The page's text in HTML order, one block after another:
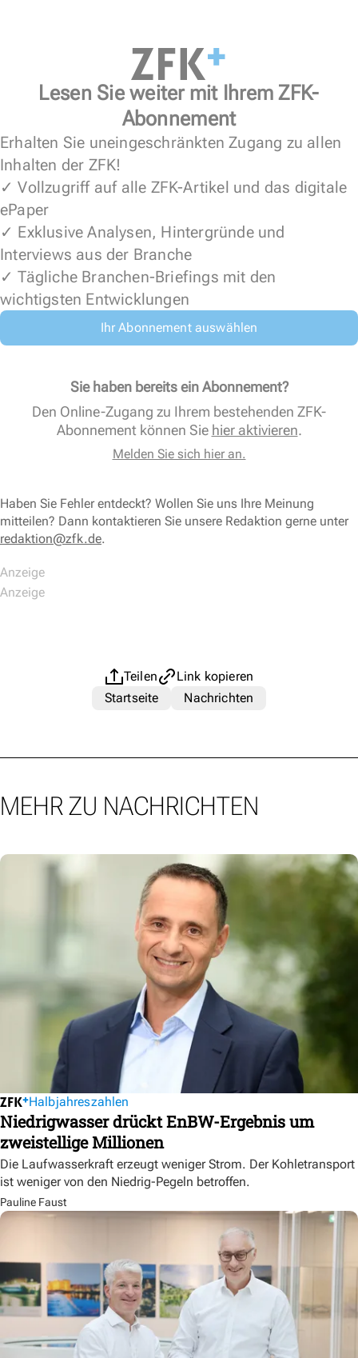
Lesen Sie weiter mit Ihrem ZFK-
Abonnement
Erhalten Sie uneingeschränkten Zugang zu allen
Inhalten der ZFK!
✓ Vollzugriff auf alle ZFK-Artikel und das digitale
ePaper
✓ Exklusive Analysen, Hintergründe und
Interviews aus der Branche
✓ Tägliche Branchen-Briefings mit den
wichtigsten Entwicklungen
Ihr Abonnement auswählen
Sie haben bereits ein Abonnement?
Den Online-Zugang zu Ihrem bestehenden ZFK-
Abonnement können Sie hier aktivieren.
Melden Sie sich hier an.
Haben Sie Fehler entdeckt? Wollen Sie uns Ihre Meinung
mitteilen? Dann kontaktieren Sie unsere Redaktion gerne unter
redaktion@zfk.de.
Teilen
Link kopieren
Startseite
Nachrichten
MEHR ZU NACHRICHTEN
Halbjahreszahlen
Niedrigwasser drückt EnBW-Ergebnis um
zweistellige Millionen
Die Laufwasserkraft erzeugt weniger Strom. Der Kohletransport
ist weniger von den Niedrig-Pegeln betroffen.
Pauline Faust